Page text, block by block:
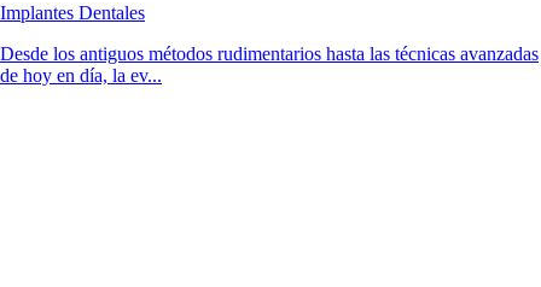
Implantes Dentales
Desde los antiguos métodos rudimentarios hasta las técnicas avanzadas
de hoy en día, la ev...